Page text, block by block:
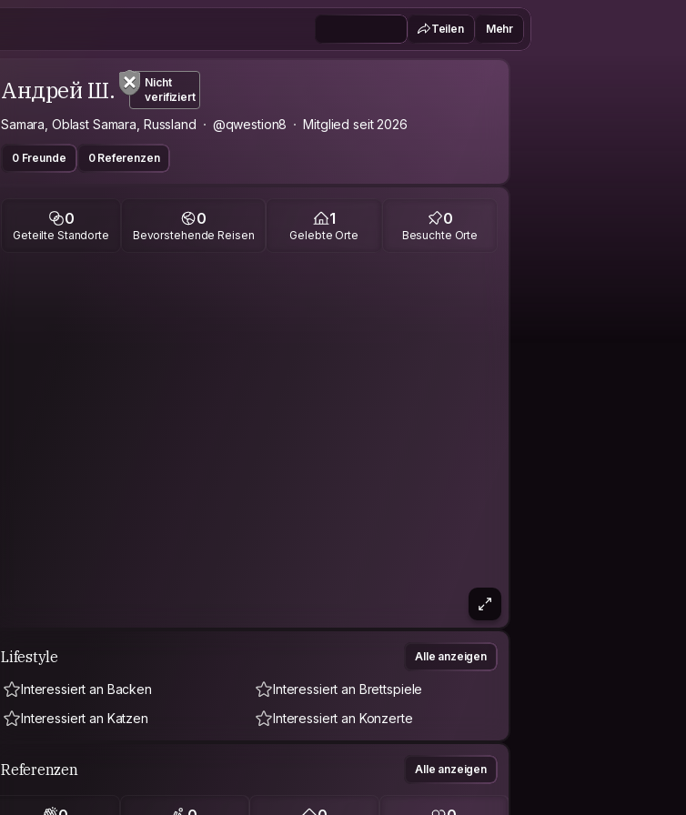
Teilen Mehr
Андрей Ш.
Nicht
verifiziert
Samara, Oblast Samara, Russland @qwestion8 Mitglied seit 2026
0 Freunde 0 Referenzen
0
Geteilte Standorte
0
Bevorstehende Reisen
1
Gelebte Orte
0
Besuchte Orte
Lifestyle Alle anzeigen
Interessiert an Backen
Interessiert an Brettspiele
Interessiert an Katzen
Interessiert an Konzerte
Referenzen Alle anzeigen